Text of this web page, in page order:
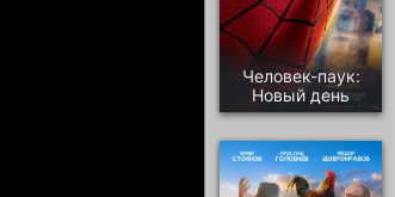
Человек-паук:
Новый день